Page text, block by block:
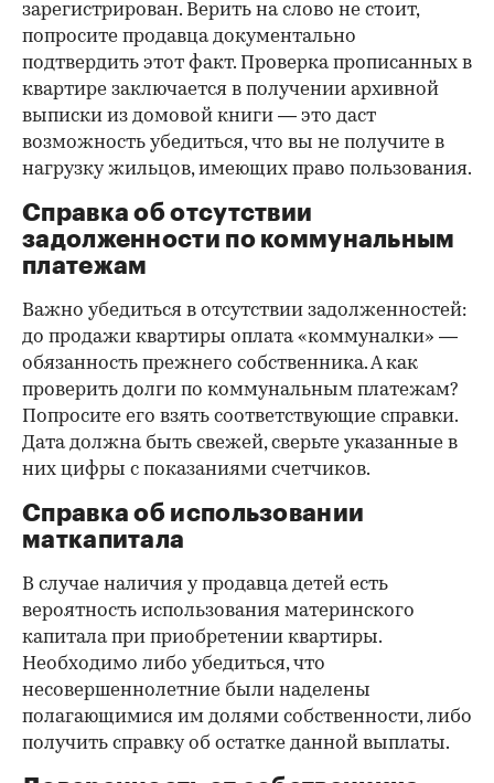
зарегистрирован. Верить на слово не стоит,
попросите продавца документально
подтвердить этот факт. Проверка прописанных в
квартире заключается в получении архивной
выписки из домовой книги — это даст
возможность убедиться, что вы не получите в
нагрузку жильцов, имеющих право пользования.
Справка об отсутствии
задолженности по коммунальным
платежам
Важно убедиться в отсутствии задолженностей:
до продажи квартиры оплата «коммуналки» —
обязанность прежнего собственника. А как
проверить долги по коммунальным платежам?
Попросите его взять соответствующие справки.
Дата должна быть свежей, сверьте указанные в
них цифры с показаниями счетчиков.
Справка об использовании
маткапитала
В случае наличия у продавца детей есть
вероятность использования материнского
капитала при приобретении квартиры.
Необходимо либо убедиться, что
несовершеннолетние были наделены
полагающимися им долями собственности, либо
получить справку об остатке данной выплаты.